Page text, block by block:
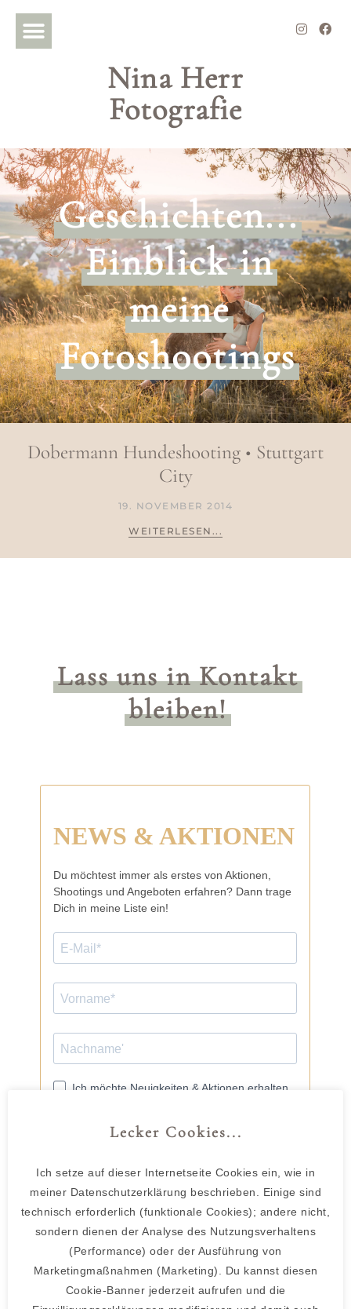
Nina Herr
Fotografie
Geschichten...
Einblick in
meine
Fotoshootings
Dobermann Hundeshooting • Stuttgart
City
19. NOVEMBER 2014
WEITERLESEN...
Lass uns in Kontakt
bleiben!
Lecker Cookies...
Ich setze auf dieser Internetseite Cookies ein, wie in
meiner Datenschutzerklärung beschrieben. Einige sind
technisch erforderlich (funktionale Cookies); andere nicht,
sondern dienen der Analyse des Nutzungsverhaltens
(Performance) oder der Ausführung von
Marketingmaßnahmen (Marketing). Du kannst diesen
Cookie-Banner jederzeit aufrufen und die